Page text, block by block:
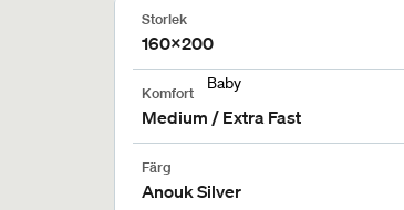
Baby
Storlek
160x200
Komfort
Medium / Extra Fast
Färg
Anouk Silver